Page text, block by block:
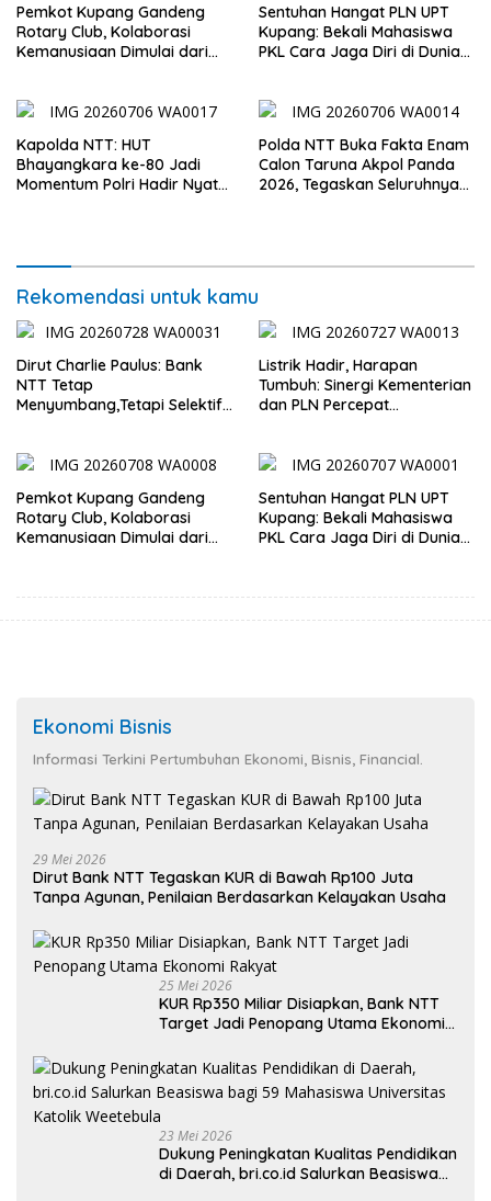
Pemkot Kupang Gandeng
Rotary Club, Kolaborasi
Kemanusiaan Dimulai dari
Sentuhan Hangat PLN UPT
Kupang: Bekali Mahasiswa
PKL Cara Jaga Diri di Dunia
Kapolda NTT: HUT
Bhayangkara ke-80 Jadi
Momentum Polri Hadir Nyata
Polda NTT Buka Fakta Enam
Calon Taruna Akpol Panda
2026, Tegaskan Seluruhnya
Rekomendasi untuk kamu
Dirut Charlie Paulus: Bank
NTT Tetap
Menyumbang,Tetapi Selektif
Listrik Hadir, Harapan
Tumbuh: Sinergi Kementerian
dan PLN Percepat
Pemkot Kupang Gandeng
Rotary Club, Kolaborasi
Kemanusiaan Dimulai dari
Sentuhan Hangat PLN UPT
Kupang: Bekali Mahasiswa
PKL Cara Jaga Diri di Dunia
Ekonomi Bisnis
Informasi Terkini Pertumbuhan Ekonomi, Bisnis, Financial.
29 Mei 2026
Dirut Bank NTT Tegaskan KUR di Bawah Rp100 Juta
Tanpa Agunan, Penilaian Berdasarkan Kelayakan Usaha
25 Mei 2026
KUR Rp350 Miliar Disiapkan, Bank NTT
Target Jadi Penopang Utama Ekonomi
23 Mei 2026
Dukung Peningkatan Kualitas Pendidikan
di Daerah, bri.co.id Salurkan Beasiswa